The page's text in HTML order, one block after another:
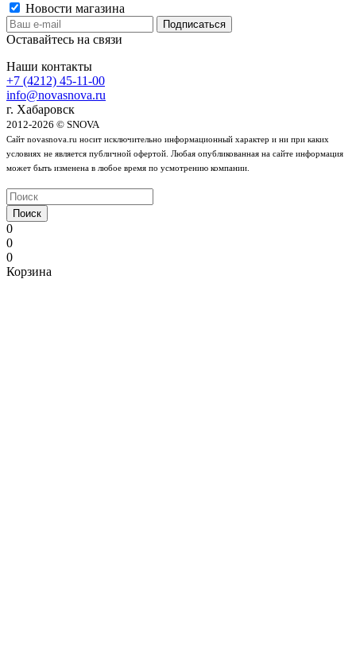
Новости магазина
Оставайтесь на связи
Наши контакты
+7 (4212) 45-11-00
info@novasnova.ru
г. Хабаровск
2012-2026 © SNOVA
Сайт novasnova.ru носит исключительно информационный характер и ни при каких
условиях не является публичной офертой. Любая опубликованная на сайте информация
может быть изменена в любое время по усмотрению компании.
Поиск
0
0
0
Корзина